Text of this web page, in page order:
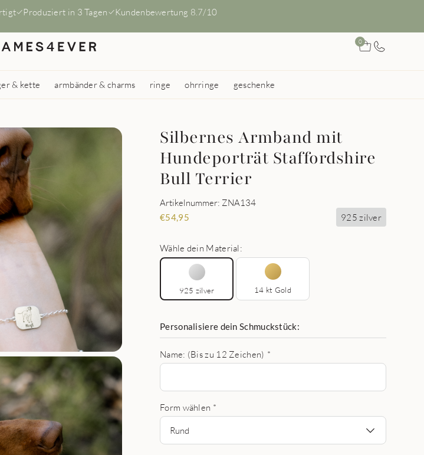
Produziert in 3 Tagen Kundenbewertung 8.7/10
0
& kette armbänder & charms ringe ohrringe geschenke
Silbernes Armband mit
Hundeporträt Staffordshire
Bull Terrier
Artikelnummer: ZNA134
€54,95 925 zilver
Wähle dein Material:
925 zilver 14 kt Gold
Personalisiere dein Schmuckstück:
Name: (Bis zu 12 Zeichen) *
Form wählen *
Rund